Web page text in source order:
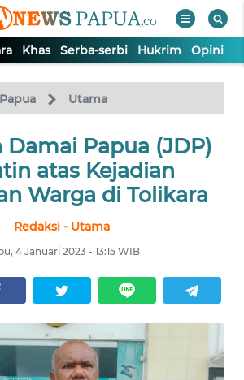
Khas Serba-serbi Hukrim Opini
Utama
Damai Papua (JDP)
atas Kejadian
Warga di Tolikara
Redaksi - Utama
4 Januari 2023 - 13:15 WIB